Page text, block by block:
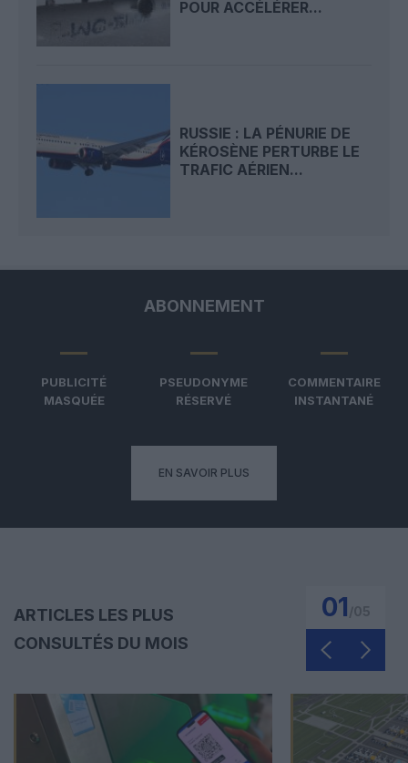
POUR ACCÉLÉRER...
RUSSIE : LA PÉNURIE DE
KÉROSÈNE PERTURBE LE
TRAFIC AÉRIEN...
ABONNEMENT
PUBLICITÉ
MASQUÉE
PSEUDONYME
RÉSERVÉ
COMMENTAIRE
INSTANTANÉ
EN SAVOIR PLUS
ARTICLES LES PLUS
CONSULTÉS DU MOIS
01